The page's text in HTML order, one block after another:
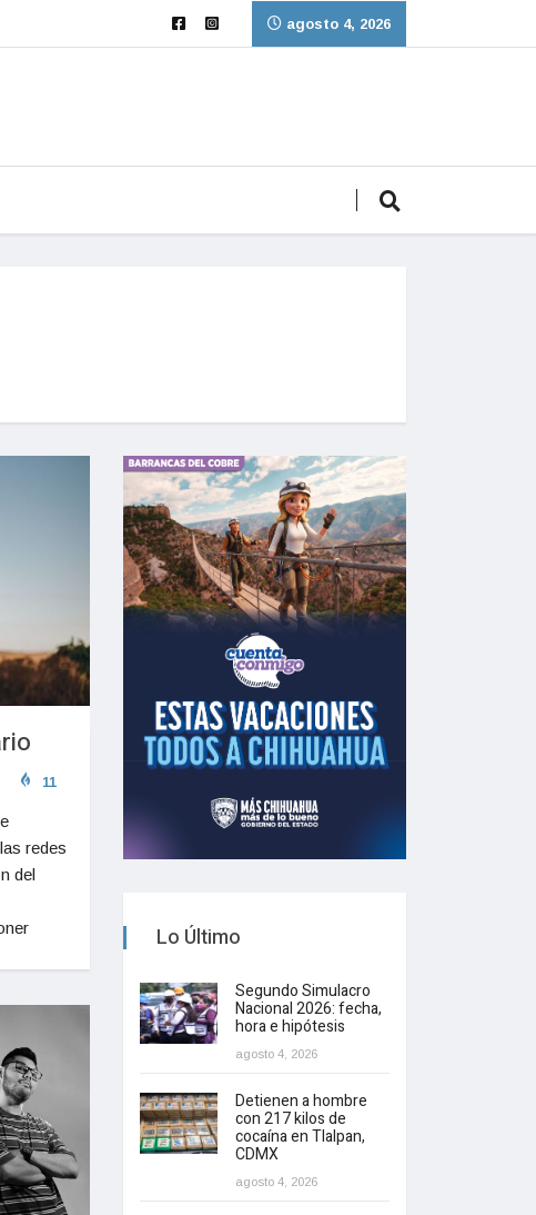
agosto 4, 2026
11
redes
del
Lo Último
Segundo Simulacro
Nacional 2026: fecha,
hora e hipótesis
agosto 4, 2026
Detienen a hombre
con 217 kilos de
cocaína en Tlalpan,
CDMX
agosto 4, 2026